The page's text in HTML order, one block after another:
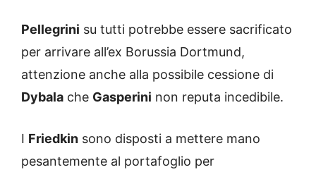
Pellegrini su tutti potrebbe essere sacrificato
per arrivare all’ex Borussia Dortmund,
attenzione anche alla possibile cessione di
Dybala che Gasperini non reputa incedibile.
I Friedkin sono disposti a mettere mano
pesantemente al portafoglio per